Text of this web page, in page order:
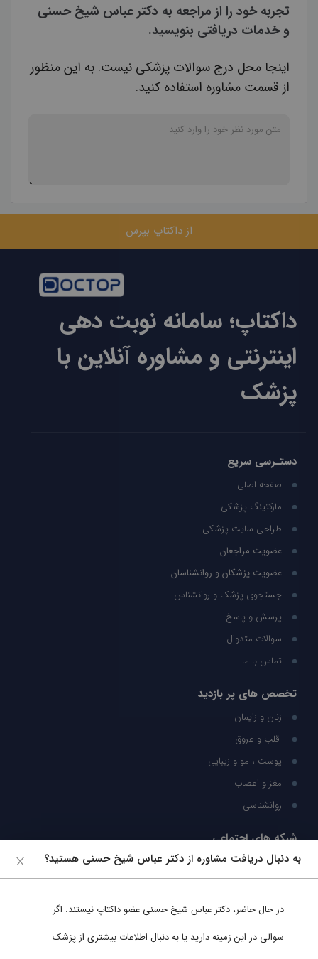
تجربه خود را از مراجعه به دکتر عباس شیخ حسنی
و خدمات دریافتی بنویسید.
اینجا محل درج سوالات پزشکی نیست. به این منظور
از قسمت مشاوره استفاده کنید.
از داکتاپ بپرس
داکتاپ؛ سامانه نوبت دهی
اینترنتی و مشاوره آنلاین با
پزشک
دستـرسی سریع
صفحه اصلی
مارکتینگ پزشکی
طراحی سایت پزشکی
عضویت مراجعان
عضویت پزشکان و روانشناسان
جستجوی پزشک و روانشناس
پرسش و پاسخ
سوالات متدوال
تماس با ما
تخصص های پر بازدید
زنان و زایمان
قلب و عروق
پوست ، مو و زیبایی
مغز و اعصاب
روانشناسی
شبکه های اجتماعی
ما را در شبکه های اجتماعی دنبال کنید
به دنبال دریافت مشاوره از دکتر عباس شیخ حسنی هستید؟
در حال حاضر، دکتر عباس شیخ حسنی عضو داکتاپ نیستند. اگر
سوالی در این زمینه دارید یا به دنبال اطلاعات بیشتری از پزشک